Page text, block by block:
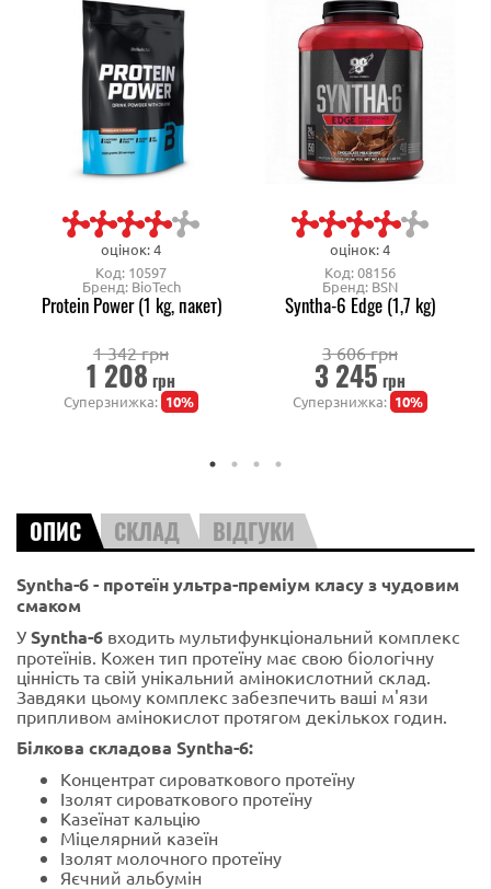
оцінок: 4
Код: 10597
Бренд: BioTech
Protein Power (1 kg, пакет)
1 342 грн
1 208 грн
Суперзнижка: 10%
оцінок: 4
Код: 08156
Бренд: BSN
Syntha-6 Edge (1,7 kg)
3 606 грн
3 245 грн
Суперзнижка: 10%
ОПИС СКЛАД ВІДГУКИ
Syntha-6 - протеїн ультра-преміум класу з чудовим
смаком
У Syntha-6 входить мультифункціональний комплекс
протеїнів. Кожен тип протеїну має свою біологічну
цінність та свій унікальний амінокислотний склад.
Завдяки цьому комплекс забезпечить ваші м'язи
припливом амінокислот протягом декількох годин.
Білкова складова Syntha-6:
Концентрат сироваткового протеїну
Ізолят сироваткового протеїну
Казеїнат кальцію
Міцелярний казеїн
Ізолят молочного протеїну
Яєчний альбумін